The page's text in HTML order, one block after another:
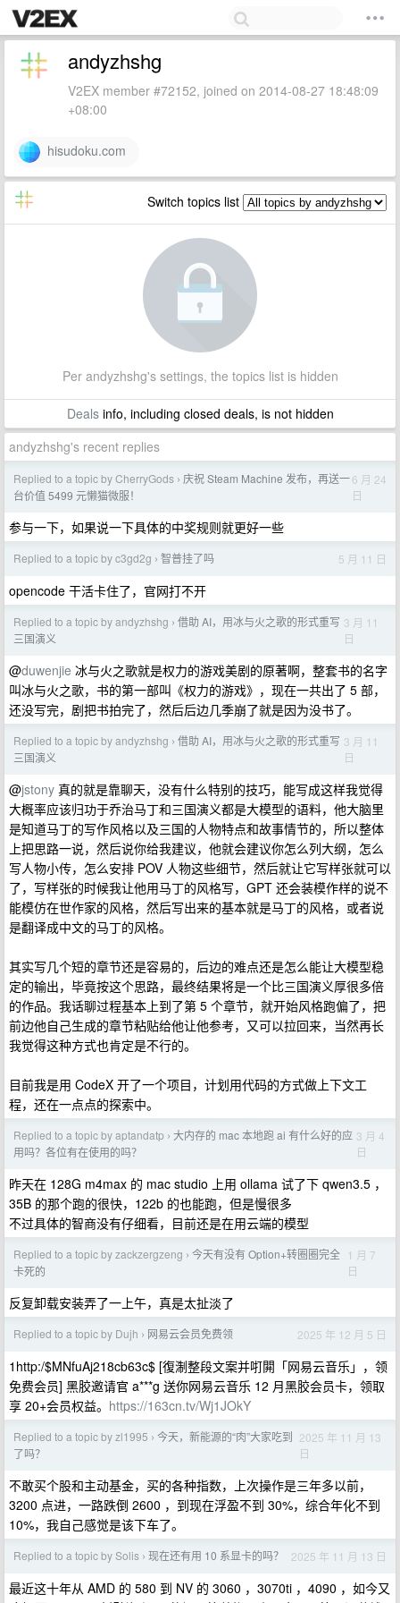
andyzhshg
V2EX member #72152, joined on 2014-08-27 18:48:09
+08:00
hisudoku.com
Switch topics list
Per andyzhshg's settings, the topics list is hidden
Dealsinfo, including closed deals, is not hidden
andyzhshg's recent replies
Replied to a topic by CherryGods › 庆祝 Steam Machine 发布，再送一
台价值 5499 元懒猫微服！
6 月 24
日
参与一下，如果说一下具体的中奖规则就更好一些
Replied to a topic by c3gd2g › 智普挂了吗 5 月 11 日
opencode 干活卡住了，官网打不开
Replied to a topic by andyzhshg › 借助 AI，用冰与火之歌的形式重写
三国演义
3 月 11
日
@duwenjie 冰与火之歌就是权力的游戏美剧的原著啊，整套书的名字
叫冰与火之歌，书的第一部叫《权力的游戏》，现在一共出了 5 部，
还没写完，剧把书拍完了，然后后边几季崩了就是因为没书了。
Replied to a topic by andyzhshg › 借助 AI，用冰与火之歌的形式重写
三国演义
3 月 11
日
@jstony 真的就是靠聊天，没有什么特别的技巧，能写成这样我觉得
大概率应该归功于乔治马丁和三国演义都是大模型的语料，他大脑里
是知道马丁的写作风格以及三国的人物特点和故事情节的，所以整体
上把思路一说，然后说你给我建议，他就会建议你怎么列大纲，怎么
写人物小传，怎么安排 POV 人物这些细节，然后就让它写样张就可以
了，写样张的时候我让他用马丁的风格写，GPT 还会装模作样的说不
能模仿在世作家的风格，然后写出来的基本就是马丁的风格，或者说
是翻译成中文的马丁的风格。
其实写几个短的章节还是容易的，后边的难点还是怎么能让大模型稳
定的输出，毕竟按这个思路，最终结果将是一个比三国演义厚很多倍
的作品。我话聊过程基本上到了第 5 个章节，就开始风格跑偏了，把
前边他自己生成的章节粘贴给他让他参考，又可以拉回来，当然再长
我觉得这种方式也肯定是不行的。
目前我是用 CodeX 开了一个项目，计划用代码的方式做上下文工
程，还在一点点的探索中。
Replied to a topic by aptandatp › 大内存的 mac 本地跑 ai 有什么好的应
用吗？各位有在使用的吗？
3 月 4
日
昨天在 128G m4max 的 mac studio 上用 ollama 试了下 qwen3.5 ，
35B 的那个跑的很快，122b 的也能跑，但是慢很多
不过具体的智商没有仔细看，目前还是在用云端的模型
Replied to a topic by zackzergzeng › 今天有没有 Option+转圈圈完全
卡死的
1 月 7
日
反复卸载安装弄了一上午，真是太扯淡了
Replied to a topic by Dujh › 网易云会员免费领 2025 年 12 月 5 日
1http:/$MNfuAj218cb63c$ [復淛整段文案并咑閞「网易云音乐」，领
免费会员] 黑胶邀请官 a***g 送你网易云音乐 12 月黑胶会员卡，领取
享 20+会员权益。 https://163cn.tv/Wj1JOkY
Replied to a topic by zl1995 › 今天，新能源的“肉”大家吃到
了吗？
2025 年 11 月 13
日
不敢买个股和主动基金，买的各种指数，上次操作是三年多以前，
3200 点进，一路跌倒 2600 ，到现在浮盈不到 30%，综合年化不到
10%，我自己感觉是该下车了。
Replied to a topic by Solis › 现在还有用 10 系显卡的吗？ 2025 年 11 月 13 日
最近这十年从 AMD 的 580 到 NV 的 3060 ，3070ti ，4090 ，如今又